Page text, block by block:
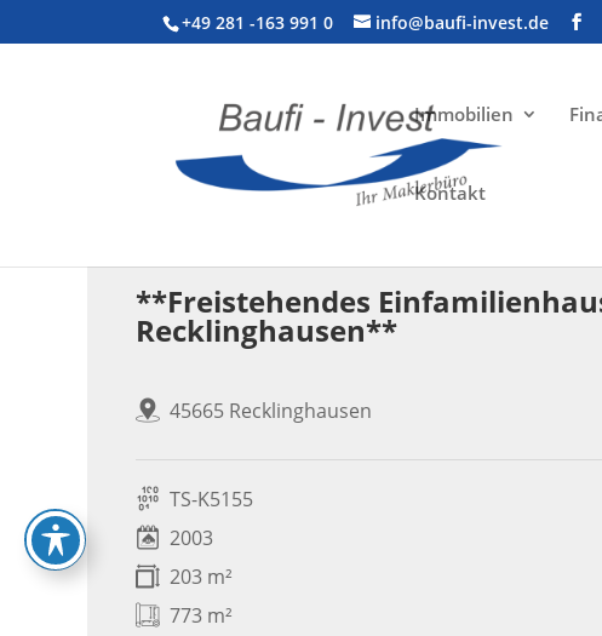
+49 281 -163 991 0 info@baufi-invest.de
Immobilien
Kontakt
**Freistehendes
Recklinghausen**
45665 Recklinghausen
TS-K5155
2003
203 m²
773 m²